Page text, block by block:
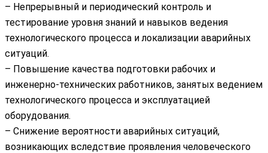
– Непрерывный и периодический контроль и
тестирование уровня знаний и навыков ведения
технологического процесса и локализации аварийных
ситуаций.
– Повышение качества подготовки рабочих и
инженерно-технических работников, занятых ведением
технологического процесса и эксплуатацией
оборудования.
– Снижение вероятности аварийных ситуаций,
возникающих вследствие проявления человеческого